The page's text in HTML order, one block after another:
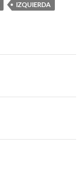
IZQUIERDA